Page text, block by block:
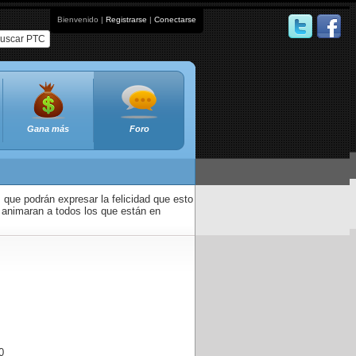
Bienvenido | Registrarse | Conectarse
PTC
Gana más Foro
que podrán expresar la felicidad que esto
a todos los que están en